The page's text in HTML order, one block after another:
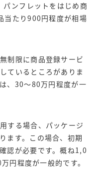
ンフレットをはじめ商
当たり900円程度が相場
制限に商品登録サービ
ているところがありま
、30～80万円程度が一
する場合、パッケージ
ます。この場合、初期
認が必要です。概ね1,0
円程度が一般的です。